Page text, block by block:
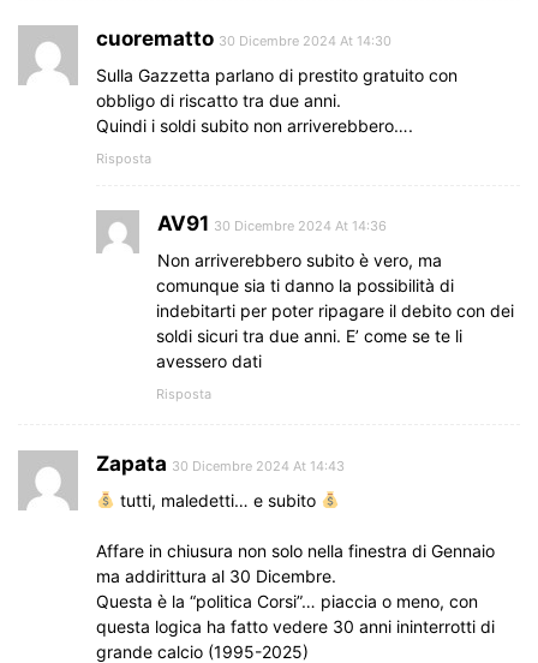
cuorematto 30 Dicembre 2024 At 14:30
Sulla Gazzetta parlano di prestito gratuito con
obbligo di riscatto tra due anni.
Quindi i soldi subito non arriverebbero….
Risposta
AV91 30 Dicembre 2024 At 14:36
Non arriverebbero subito è vero, ma
comunque sia ti danno la possibilità di
indebitarti per poter ripagare il debito con dei
soldi sicuri tra due anni. E’ come se te li
avessero dati
Risposta
Zapata 30 Dicembre 2024 At 14:43
tutti, maledetti… e subito
Affare in chiusura non solo nella finestra di Gennaio
ma addirittura al 30 Dicembre.
Questa è la “politica Corsi”… piaccia o meno, con
questa logica ha fatto vedere 30 anni ininterrotti di
grande calcio (1995-2025)